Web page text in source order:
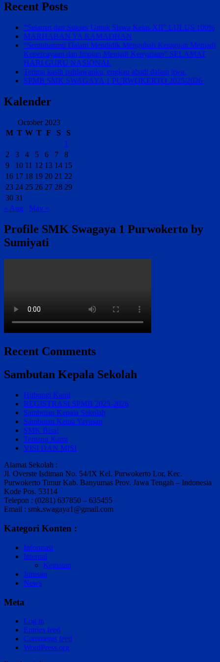
Recent Posts
“Selamat dan Sukses Untuk Siswa Kelas XII” LULUS 100%
MARHABAN YA RAMADHAN
“Sentuhanmu Dalam Mendidik Mengubah Keraguan Menjadi
Kepercayaan dan Impian Menjadi Kenyataan” SELAMAT
HARI GURU NASIONAL
Terima kasih pahlawanku, engkau abadi dalam jiwa.
SPMB SMK SWAGAYA 1 PURWOKERTO 2025/2026
Kalender
October 2023
M T W T F S
S
1
2
3 4 5 6 7
8
9
10 11 12 13 14 15
16 17 18 19 20 21 22
23 24 25 26 27 28 29
30 31
« Aug
May »
Profile SMK Swagaya 1 Purwokerto by
Sumiyati
Recent Comments
Sambutan Kepala Sekolah
Hubungi Kami
REGISTRASI SPMB 2025-2026
Sambutan Kepala Sekolah
Sambutan Ketua Yayasan
SMK Bisa!
Tentang Kami
VISI DAN MISI
Alamat Sekolah :
Jl. Overste Isdiman No. 54/IX Kel. Purwokerto Lor, Kec.
Purwokerto Timur Kab. Banyumas Prov. Jawa Tengah – Indonesia
Kode Pos. 53114
Telepon : (0281) 637850 – 635455
Email : smk.swagaya1@gmail.com
Kategori Konten :
Informasi
Internal
Kegiatan
Jurusan
News
Meta
Log in
Entries feed
Comments feed
WordPress.org